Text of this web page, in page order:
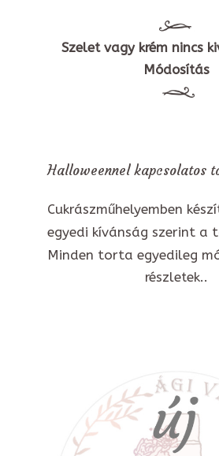
Szelet vagy krém nincs
Módosítás
Halloweennel kapcsolatos
Cukrászműhelyemben
egyedi kívánság szerint a
Minden torta egyedileg
részletek..